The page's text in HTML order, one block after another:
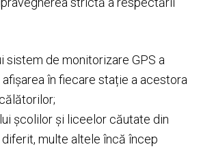
sistem de monitorizare GPS a
în fiecare stație a acestora
școlilor și liceelor căutate din
diferit, multe altele încă încep